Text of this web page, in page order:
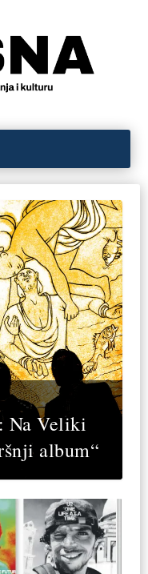
Na Veliki
album“